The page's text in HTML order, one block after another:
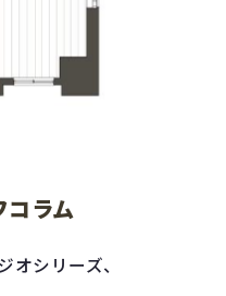
コラム
シリーズ、